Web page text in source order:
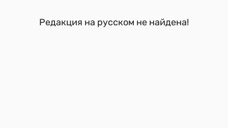
Редакция на русском не найдена!